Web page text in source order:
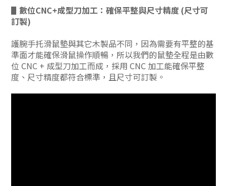
▋數位CNC+成型刀加工：確保平整與尺寸精度 (尺寸可
訂製)
護腕手托滑鼠墊與其它木製品不同，因為需要有平整的基
準面才能確保滑鼠操作順暢，所以我們的鼠墊全程是由數
位 CNC + 成型刀加工而成，採用 CNC 加工能確保平整
度、尺寸精度都符合標準，且尺寸可訂製 。